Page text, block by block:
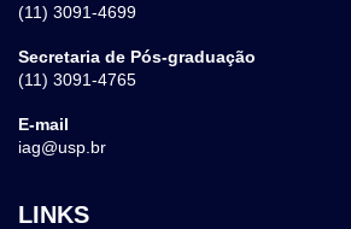
(11) 3091-4699
Secretaria de Pós-graduação
(11) 3091-4765
E-mail
iag@usp.br
LINKS